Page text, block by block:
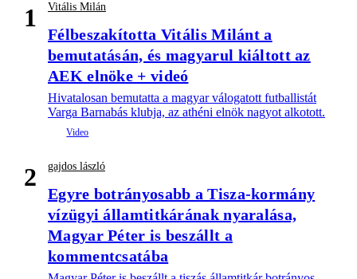
1 Vitális Milán
Félbeszakította Vitális Milánt a
bemutatásán, és magyarul kiáltott az
AEK elnöke + videó
Hivatalosan bemutatta a magyar válogatott futballistát
Varga Barnabás klubja, az athéni elnök nagyot alkotott.
2 gajdos lászló
Egyre botrányosabb a Tisza-kormány
vízügyi államtitkárának nyaralása,
Magyar Péter is beszállt a
kommentcsatába